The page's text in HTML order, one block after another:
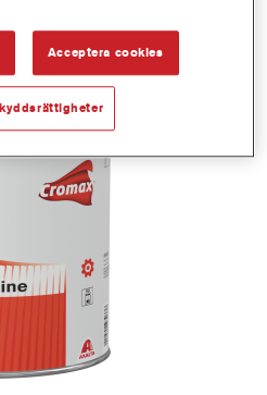
Acceptera cookies